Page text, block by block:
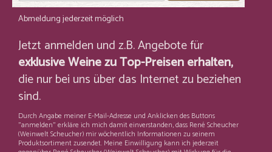
Abmeldung jederzeit möglich
Jetzt anmelden und z.B. Angebote für
exklusive Weine zu Top-Preisen erhalten,
die nur bei uns über das Internet zu beziehen
sind.
Durch Angabe meiner E-Mail-Adresse und Anklicken des Buttons
"anmelden" erkläre ich mich damit einverstanden, dass René Scheucher
(Weinwelt Scheucher) mir wöchentlich Informationen zu seinem
Produktsortiment zusendet. Meine Einwilligung kann ich jederzeit